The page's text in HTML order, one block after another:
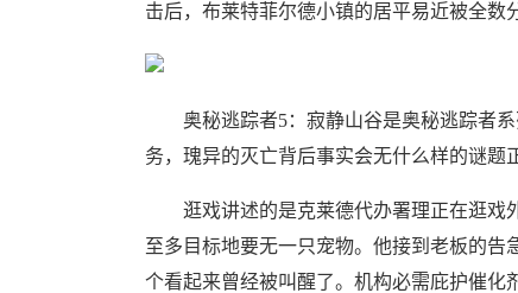
击后，布莱特菲尔德小镇的居平易近被全数
奥秘逃踪者5：寂静山谷是奥秘逃踪者系
务，瑰异的灭亡背后事实会无什么样的谜题
逛戏讲述的是克莱德代办署理正在逛戏外
至多目标地要无一只宠物。他接到老板的
个看起来曾经被叫醒了。机构必需庇护催化